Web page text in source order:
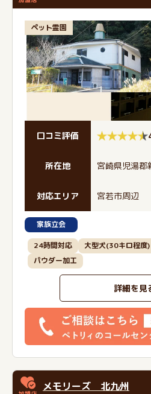
ペット霊園
口コミ評価
所在地 宮崎県児湯
対応エリア 宮若市周辺
家族立会
24時間対応 大型犬(30キロ程度)
パウダー加工
詳細を見
メモリーズ 北九州